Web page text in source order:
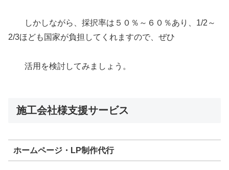
しかしながら、採択率は５０％～６０％あり、1/2～
2/3ほども国家が負担してくれますので、ぜひ
活用を検討してみましょう。
施工会社様支援サービス
ホームページ・LP制作代行